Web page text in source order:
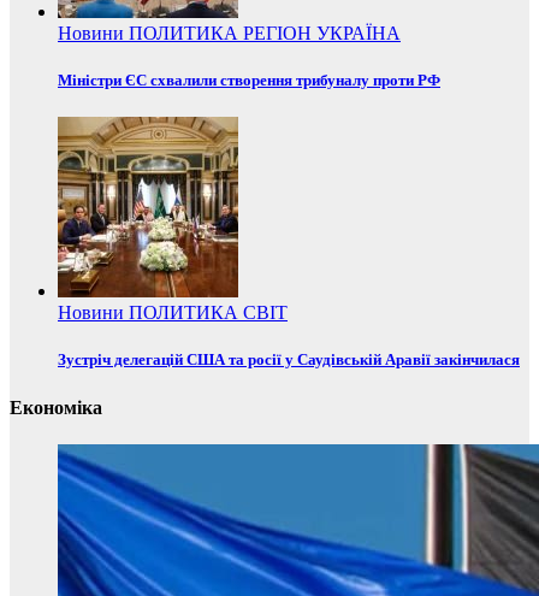
Новини ПОЛИТИКА РЕГІОН УКРАЇНА
Міністри ЄС схвалили створення трибуналу проти РФ
Новини ПОЛИТИКА СВІТ
Зустріч делегацій США та росії у Саудівській Аравії закінчилася
Економіка